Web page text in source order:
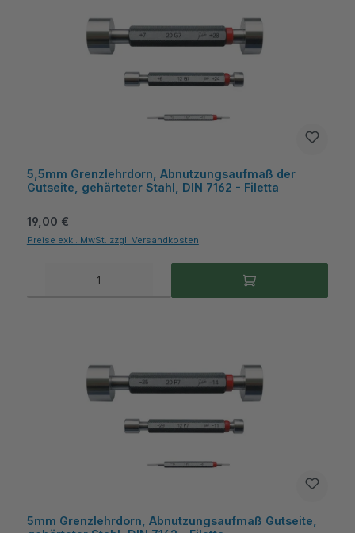
5,5mm Grenzlehrdorn, Abnutzungsaufmaß der
Gutseite, gehärteter Stahl, DIN 7162 - Filetta
Regulärer Preis:
19,00 €
Preise exkl. MwSt. zzgl. Versandkosten
5mm Grenzlehrdorn, Abnutzungsaufmaß Gutseite,